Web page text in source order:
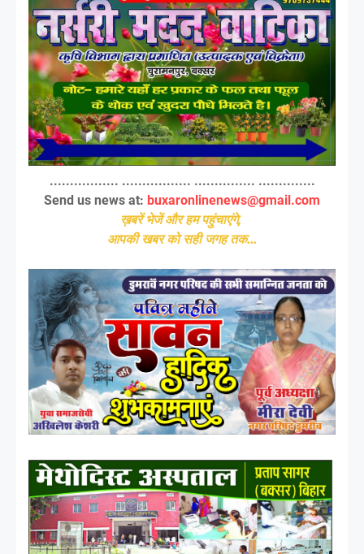
................. ................. ............... ..............
Send us news at: buxaronlinenews@gmail.com
ख़बरें भेजें और हम पहुंचाएंगे,
आपकी खबर को सही जगह तक...